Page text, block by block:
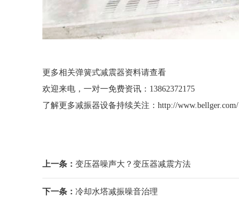
更多相关弹簧式减震器资料请查看
欢迎来电，一对一免费资讯：13862372175
了解更多减振器设备持续关注： http://www.bellger.com/
上一条： 变压器噪声大？变压器减震方法
下一条： 冷却水塔减振噪音治理